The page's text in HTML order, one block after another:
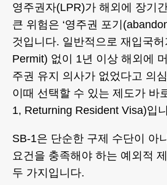
영주권자(LPR)가 해외에 장기
큰 위험은 ‘영주권 포기
것입니다. 일반적으로 재입국
Permit) 없이 1년 이상 해외에
주권 유지 의사가 없었다고 의
이때 선택할 수 있는 제도가 바
1, Returning Resident Visa)입
SB-1은 단순한 구제 수단이 아
요건을 충족해야 하는 예외적
두 가지입니다.